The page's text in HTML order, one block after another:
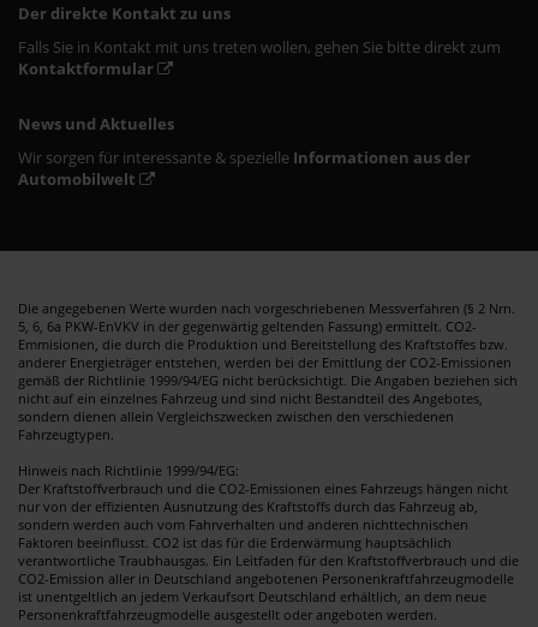
Der direkte Kontakt zu uns
Falls Sie in Kontakt mit uns treten wollen, gehen Sie bitte direkt zum
Kontaktformular
News und Aktuelles
Wir sorgen für interessante & spezielle Informationen aus der
Automobilwelt
Die angegebenen Werte wurden nach vorgeschriebenen Messverfahren (§ 2 Nrn.
5, 6, 6a PKW-EnVKV in der gegenwärtig geltenden Fassung) ermittelt. CO2-
Emmisionen, die durch die Produktion und Bereitstellung des Kraftstoffes bzw.
anderer Energieträger entstehen, werden bei der Emittlung der CO2-Emissionen
gemäß der Richtlinie 1999/94/EG nicht berücksichtigt. Die Angaben beziehen sich
nicht auf ein einzelnes Fahrzeug und sind nicht Bestandteil des Angebotes,
sondern dienen allein Vergleichszwecken zwischen den verschiedenen
Fahrzeugtypen.
Hinweis nach Richtlinie 1999/94/EG:
Der Kraftstoffverbrauch und die CO2-Emissionen eines Fahrzeugs hängen nicht
nur von der effizienten Ausnutzung des Kraftstoffs durch das Fahrzeug ab,
sondern werden auch vom Fahrverhalten und anderen nichttechnischen
Faktoren beeinflusst. CO2 ist das für die Erderwärmung hauptsächlich
verantwortliche Traubhausgas. Ein Leitfaden für den Kraftstoffverbrauch und die
CO2-Emission aller in Deutschland angebotenen Personenkraftfahrzeugmodelle
ist unentgeltlich an jedem Verkaufsort Deutschland erhältlich, an dem neue
Personenkraftfahrzeugmodelle ausgestellt oder angeboten werden.